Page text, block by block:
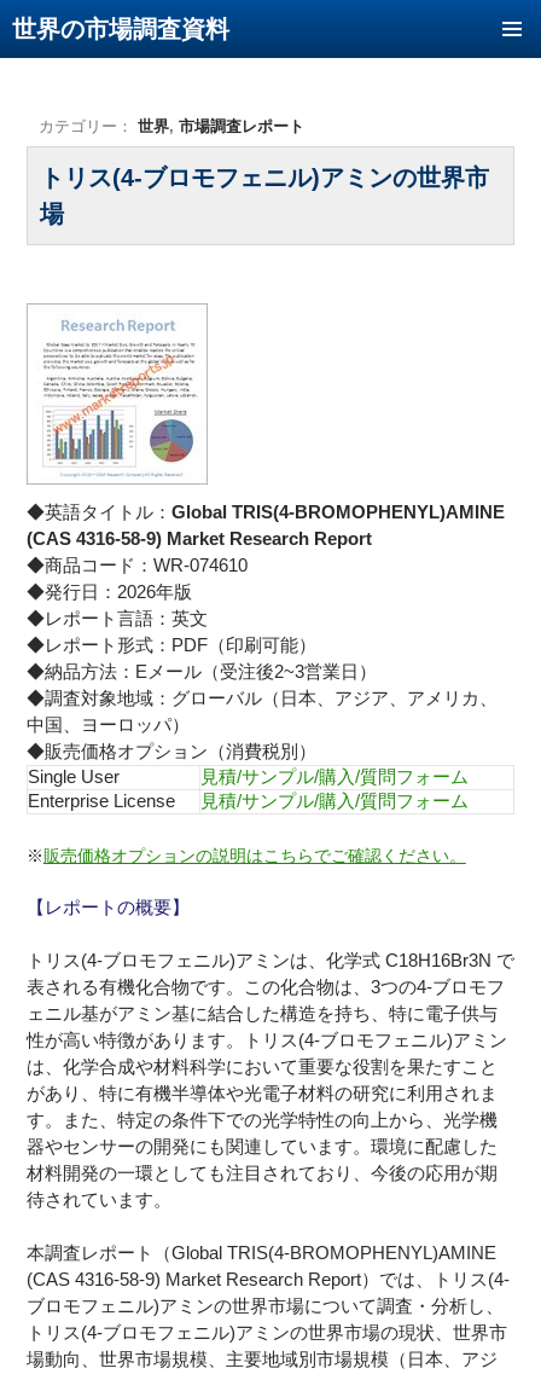
世界の市場調査資料
カテゴリー： 世界, 市場調査レポート
トリス(4-ブロモフェニル)アミンの世界市
場
◆英語タイトル： Global TRIS(4-BROMOPHENYL)AMINE
(CAS 4316-58-9) Market Research Report
◆商品コード：WR-074610
◆発行日：2026年版
◆レポート言語：英文
◆レポート形式：PDF（印刷可能）
◆納品方法：Eメール（受注後2~3営業日）
◆調査対象地域：グローバル（日本、アジア、アメリカ、
中国、ヨーロッパ）
◆販売価格オプション（消費税別）
Single User
見積/サンプル/購入/質問フォーム
Enterprise License
見積/サンプル/購入/質問フォーム
※販売価格オプションの説明はこちらでご確認ください。
【レポートの概要】
トリス(4-ブロモフェニル)アミンは、化学式 C18H16Br3N で
表される有機化合物です。この化合物は、3つの4-ブロモフ
ェニル基がアミン基に結合した構造を持ち、特に電子供与
性が高い特徴があります。トリス(4-ブロモフェニル)アミン
は、化学合成や材料科学において重要な役割を果たすこと
があり、特に有機半導体や光電子材料の研究に利用されま
す。また、特定の条件下での光学特性の向上から、光学機
器やセンサーの開発にも関連しています。環境に配慮した
材料開発の一環としても注目されており、今後の応用が期
待されています。
本調査レポート（Global TRIS(4-BROMOPHENYL)AMINE
(CAS 4316-58-9) Market Research Report）では、トリス(4-
ブロモフェニル)アミンの世界市場について調査・分析し、
トリス(4-ブロモフェニル)アミンの世界市場の現状、世界市
場動向、世界市場規模、主要地域別市場規模（日本、アジ